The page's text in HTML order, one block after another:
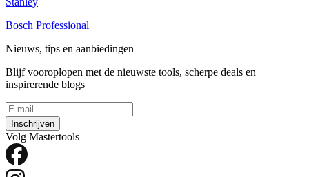
Bosch Professional
Nieuws, tips en aanbiedingen
Blijf vooroplopen met de nieuwste tools, scherpe deals en
inspirerende blogs
Inschrijven
Volg Mastertools